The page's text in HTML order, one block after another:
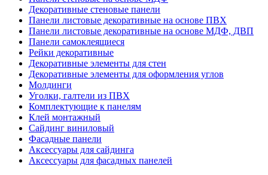
Декоративные стеновые панели
Панели листовые декоративные на основе ПВХ
Панели листовые декоративные на основе МДФ, ДВП
Панели самоклеящиеся
Рейки декоративные
Декоративные элементы для стен
Декоративные элементы для оформления углов
Молдинги
Уголки, галтели из ПВХ
Комплектующие к панелям
Клей монтажный
Сайдинг виниловый
Фасадные панели
Аксессуары для сайдинга
Аксессуары для фасадных панелей